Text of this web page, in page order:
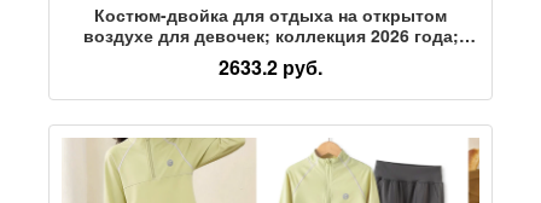
Костюм-двойка для отдыха на открытом
воздухе для девочек; коллекция 2026 года;
сезон весна-осень; новый стиль; спортивный
костюм для больших мальчиков и девочек;
детский свитер в западном стиле
2633.2 руб.